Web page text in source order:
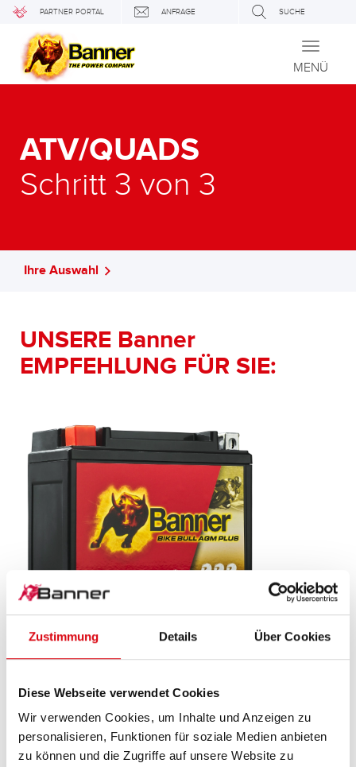
Zustimmung Details Über Cookies
Diese Webseite verwendet Cookies
Wir verwenden Cookies, um Inhalte und Anzeigen zu
personalisieren, Funktionen für soziale Medien anbieten
zu können und die Zugriffe auf unsere Website zu
PARTNER PORTAL ANFRAGE SUCHE
Toggle
MENÜ
ATV/QUADS
Schritt 3 von 3
Ihre Auswahl
UNSERE Banner
EMPFEHLUNG FÜR SIE:
Bike Bull AGM PLUS
Das Aushängeschild der Banner Markenqualität.
Originalqualität zum Nachrüsten (OE).